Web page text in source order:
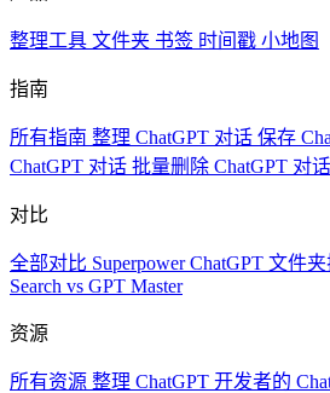
整理工具 文件夹 书签 时间戳 小地图
指南
所有指南 整理 ChatGPT 对话 保存
ChatGPT 对话 批量删除 ChatGPT 对话
对比
全部对比 Superpower ChatGPT 文件
Search vs GPT Master
资源
所有资源 整理 ChatGPT 开发者的